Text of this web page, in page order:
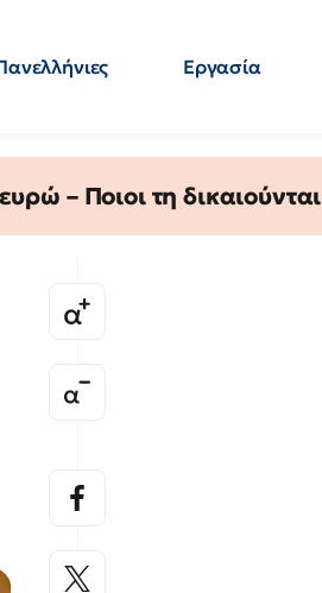
Εργασία
– Ποιοι τη δικαιούνται